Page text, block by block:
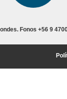
Fonos +56 9